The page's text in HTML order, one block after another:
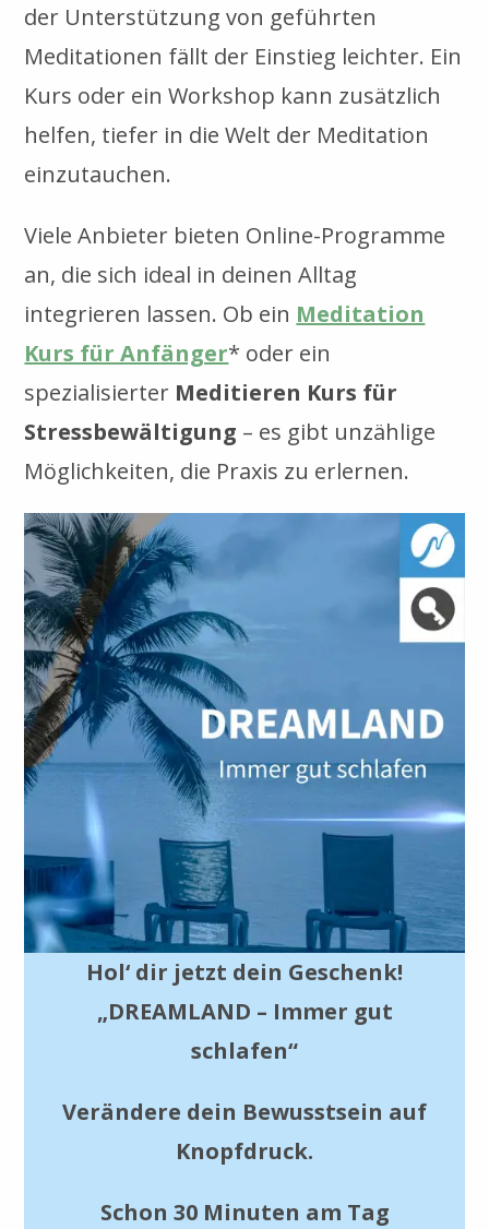
der Unterstützung von geführten
Meditationen fällt der Einstieg leichter. Ein
Kurs oder ein Workshop kann zusätzlich
helfen, tiefer in die Welt der Meditation
einzutauchen.
Viele Anbieter bieten Online-Programme
an, die sich ideal in deinen Alltag
integrieren lassen. Ob ein Meditation
Kurs für Anfänger* oder ein
spezialisierter Meditieren Kurs für
Stressbewältigung – es gibt unzählige
Möglichkeiten, die Praxis zu erlernen.
Hol‘ dir jetzt dein Geschenk!
„DREAMLAND – Immer gut
schlafen“
Verändere dein Bewusstsein auf
Knopfdruck.
Schon 30 Minuten am Tag